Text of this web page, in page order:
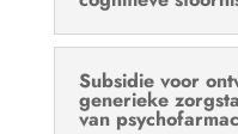
Subsidie voor
generieke
van